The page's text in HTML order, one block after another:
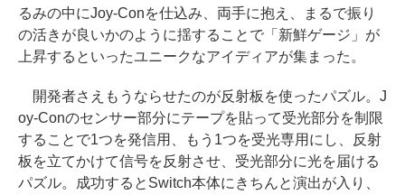
るみの中にJoy-Conを仕込み、両手に抱え、まるで振り
の活きが良いかのように揺することで「新鮮ゲージ」が
上昇するといったユニークなアイディアが集まった。
開発者さえもうならせたのが反射板を使ったパズル。J
oy-Conのセンサー部分にテープを貼って受光部分を制限
することで1つを発信用、もう1つを受光専用にし、反射
板を立てかけて信号を反射させ、受光部分に光を届ける
パズル。成功するとSwitch本体にきちんと演出が入り、